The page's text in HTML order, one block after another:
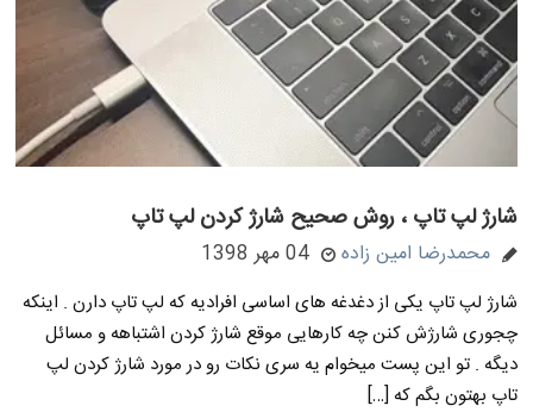
شارژ لپ تاپ ، روش صحیح شارژ کردن لپ تاپ
محمدرضا امین زاده 04 مهر 1398
شارژ لپ تاپ یکی از دغدغه های اساسی افرادیه که لپ تاپ دارن . اینکه
چجوری شارژش کنن چه کارهایی موقع شارژ کردن اشتباهه و مسائل
دیگه . تو این پست میخوام یه سری نکات رو در مورد شارژ کردن لپ
تاپ بهتون بگم که […]